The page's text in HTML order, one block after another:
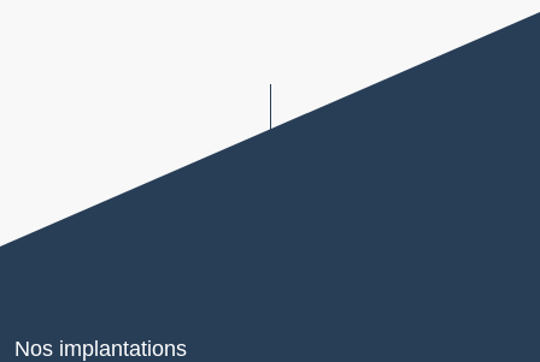
Nos implantations